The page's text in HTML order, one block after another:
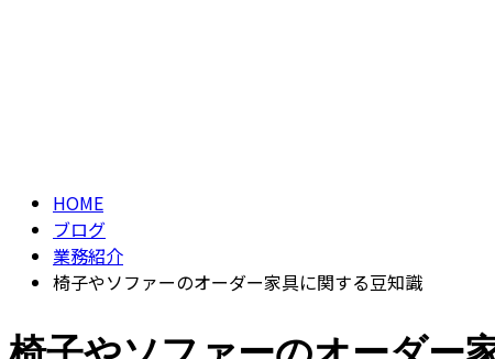
HOME
ブログ
業務紹介
椅子やソファーのオーダー家具に関する豆知識